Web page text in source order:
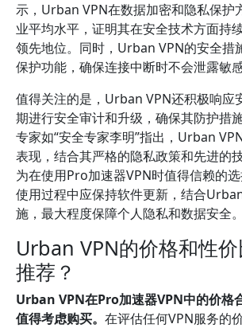
示，Urban VPN在数据加密和隐私保护
业平均水平，证明其在安全技术方面持
领先地位。同时，Urban VPN的安全措
保护功能，确保连接中断时不会泄露敏感
值得关注的是，Urban VPN还积极响应
期进行安全审计和升级，确保其防护措
专家如“安全专家李明”指出，Urban
表现，结合其严格的隐私政策和先进的
为在使用Pro加速器VPN时值得信赖的
使用过程中应保持软件更新，结合
施，最大程度保障个人隐私和数据安全。
Urban VPN的价格和性
推荐？
Urban VPN在Pro加速器VPN中的价格
值得考虑购买。 在评估任何VPN服务的